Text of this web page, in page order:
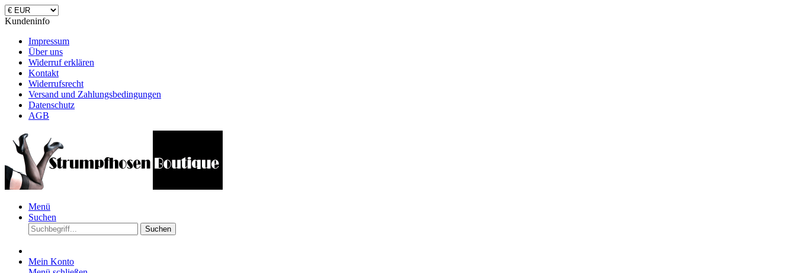
Kundeninfo
Impressum
Über uns
Widerruf erklären
Kontakt
Widerrufsrecht
Versand und Zahlungsbedingungen
Datenschutz
AGB
Menü
Suchen
Suchen
Mein Konto